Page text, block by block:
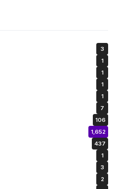
3
1
1
1
1
7
106
1,652
437
1
3
2